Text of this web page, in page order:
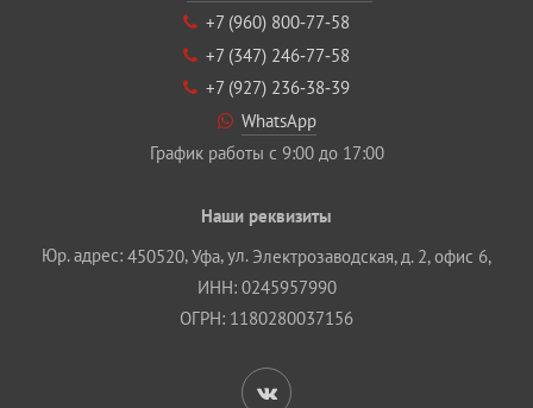
+7 (960) 800‐77‐58
+7 (347) 246‐77‐58
+7 (927) 236‐38‐39
WhatsApp
График работы с 9:00 до 17:00
Наши реквизиты
Юр. адрес: 450520,Уфа, ул. Электрозаводская, д. 2, офис 6,
ИНН: 0245957990
ОГРН: 1180280037156